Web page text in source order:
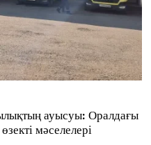
ауысуы: Оралдағы
мәселелері